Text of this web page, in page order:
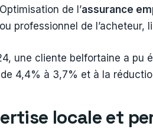
Optimisation de l’assurance
ou professionnel de l’acheteur,
une cliente belfortaine a pu
4,4% à 3,7% et à la
locale et